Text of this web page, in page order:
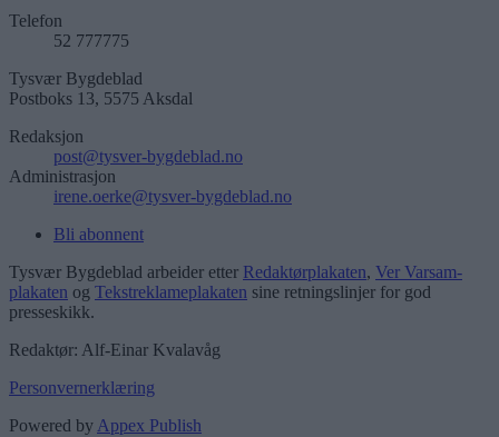
Telefon
52 777775
Tysvær Bygdeblad
Postboks 13, 5575 Aksdal
Redaksjon
post@tysver-bygdeblad.no
Administrasjon
irene.oerke@tysver-bygdeblad.no
Bli abonnent
Tysvær Bygdeblad arbeider etter Redaktørplakaten, Ver Varsam-
plakaten og Tekstreklameplakaten sine retningslinjer for god
presseskikk.
Redaktør: Alf-Einar Kvalavåg
Personvernerklæring
Powered byAppex Publish